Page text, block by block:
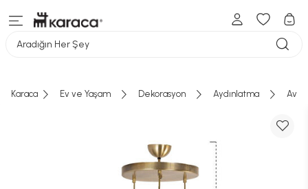
Aradığın Her Şey
Karaca Ev ve Yaşam Dekorasyon Aydınlatma